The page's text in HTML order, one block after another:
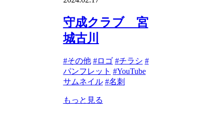
守成クラブ 宮
城古川
#その他 #ロゴ #チラシ #
パンフレット #YouTube
サムネイル #名刺
もっと見る